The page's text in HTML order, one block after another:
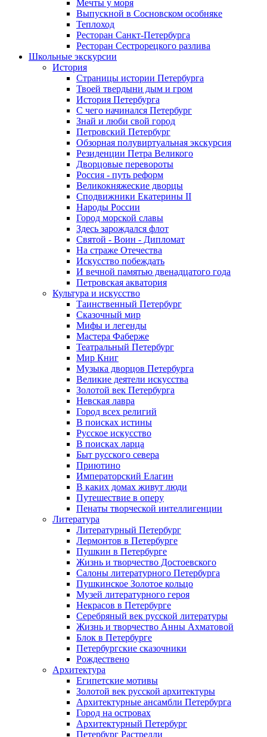
Мечты у моря
Выпускной в Сосновском особняке
Теплоход
Ресторан Санкт-Петербурга
Ресторан Сестрорецкого разлива
Школьные экскурсии
История
Страницы истории Петербурга
Твоей твердыни дым и гром
История Петербурга
С чего начинался Петербург
Знай и люби свой город
Петровский Петербург
Обзорная полувиртуальная экскурсия
Резиденции Петра Великого
Дворцовые перевороты
Россия - путь реформ
Великокняжеские дворцы
Сподвижники Екатерины II
Народы России
Город морской славы
Здесь зарождался флот
Святой - Воин - Дипломат
На страже Отечества
Искусство побеждать
И вечной памятью двенадцатого года
Петровская акватория
Культура и искусство
Таинственный Петербург
Сказочный мир
Мифы и легенды
Мастера Фаберже
Театральный Петербург
Мир Книг
Музыка дворцов Петербурга
Великие деятели искусства
Золотой век Петербурга
Невская лавра
Город всех религий
В поисках истины
Русское искусство
В поисках ларца
Быт русского севера
Приютино
Императорский Елагин
В каких домах живут люди
Путешествие в оперу
Пенаты творческой интеллигенции
Литература
Литературный Петербург
Лермонтов в Петербурге
Пушкин в Петербурге
Жизнь и творчество Достоевского
Салоны литературного Петербурга
Пушкинское Золотое кольцо
Музей литературного героя
Некрасов в Петербурге
Серебряный век русской литературы
Жизнь и творчество Анны Ахматовой
Блок в Петербурге
Петербургские сказочники
Рождествено
Архитектура
Египетские мотивы
Золотой век русской архитектуры
Архитектурные ансамбли Петербурга
Город на островах
Архитектурный Петербург
Петербург Растрелли